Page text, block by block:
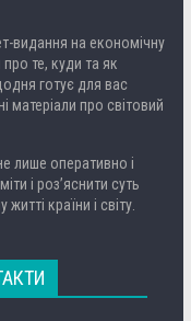
видання на економічну
те, куди та як
готує для вас
матеріали про світовий
лише оперативно і
і роз’яснити суть
країни і світу.